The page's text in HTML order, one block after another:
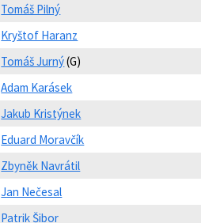
Tomáš Pilný
Kryštof Haranz
Tomáš Jurný(G)
Adam Karásek
Jakub Kristýnek
Eduard Moravčík
Zbyněk Navrátil
Jan Nečesal
Patrik Šibor